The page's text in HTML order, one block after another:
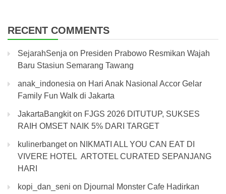
RECENT COMMENTS
SejarahSenja on Presiden Prabowo Resmikan Wajah
Baru Stasiun Semarang Tawang
anak_indonesia on Hari Anak Nasional Accor Gelar
Family Fun Walk di Jakarta
JakartaBangkiton FJGS 2026 DITUTUP, SUKSES
RAIH OMSET NAIK 5% DARI TARGET
kulinerbangeton NIKMATI ALL YOU CAN EAT DI
VIVERE HOTEL ARTOTEL CURATED SEPANJANG
HARI
kopi_dan_seni on Djournal Monster Cafe Hadirkan